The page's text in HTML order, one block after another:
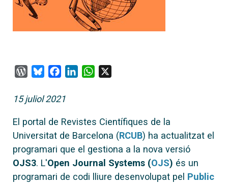
WordPress
BlueskyFacebook
LinkedInWhatsApp
15 juliol 2021
El portal de Revistes Científiques de la
Universitat de Barcelona (RCUB) ha actualitzat el
programari que el gestiona a la nova versió
OJS3. L'Open Journal Systems (OJS) és un
programari de codi lliure desenvolupat pel Public